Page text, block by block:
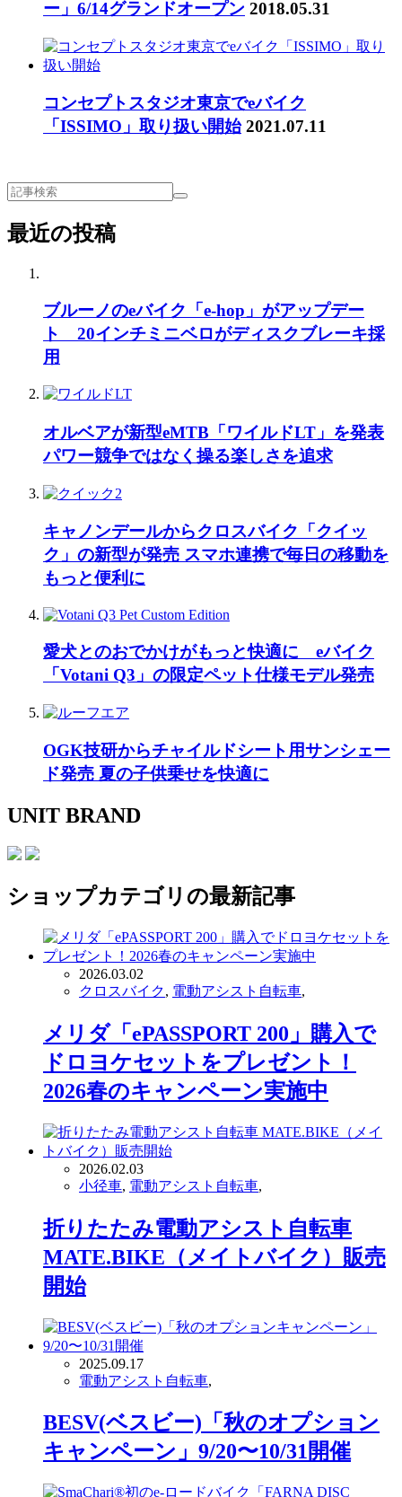
ー」6/14グランドオープン 2018.05.31
コンセプトスタジオ東京でeバイク
「ISSIMO」取り扱い開始 2021.07.11
最近の投稿
ブルーノのeバイク「e-hop」がアップデー
ト 20インチミニベロがディスクブレーキ採
用
オルベアが新型eMTB「ワイルドLT」を発表
パワー競争ではなく操る楽しさを追求
キャノンデールからクロスバイク「クイッ
ク」の新型が発売 スマホ連携で毎日の移動を
もっと便利に
愛犬とのおでかけがもっと快適に eバイク
「Votani Q3」の限定ペット仕様モデル発売
OGK技研からチャイルドシート用サンシェー
ド発売 夏の子供乗せを快適に
UNIT BRAND
ショップカテゴリの最新記事
2026.03.02
クロスバイク, 電動アシスト自転車,
メリダ「ePASSPORT 200」購入で
ドロヨケセットをプレゼント！
2026春のキャンペーン実施中
2026.02.03
小径車, 電動アシスト自転車,
折りたたみ電動アシスト自転車
MATE.BIKE（メイトバイク）販売
開始
2025.09.17
電動アシスト自転車,
BESV(ベスビー)「秋のオプション
キャンペーン」9/20〜10/31開催